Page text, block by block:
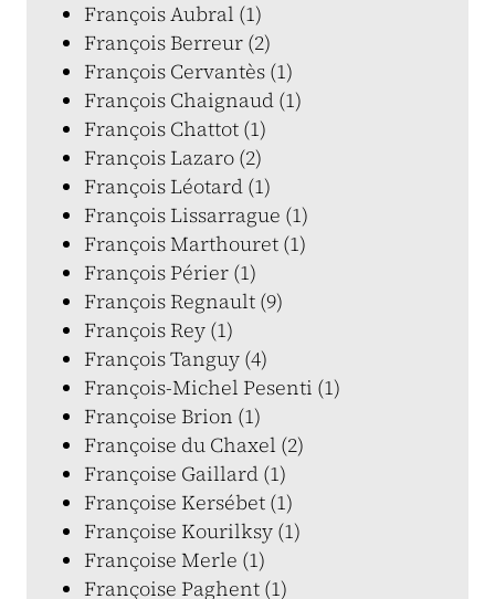
François Aubral (1)
François Berreur (2)
François Cervantès (1)
François Chaignaud (1)
François Chattot (1)
François Lazaro (2)
François Léotard (1)
François Lissarrague (1)
François Marthouret (1)
François Périer (1)
François Regnault (9)
François Rey (1)
François Tanguy (4)
François-Michel Pesenti (1)
Françoise Brion (1)
Françoise du Chaxel (2)
Françoise Gaillard (1)
Françoise Kersébet (1)
Françoise Kourilksy (1)
Françoise Merle (1)
Françoise Paghent (1)